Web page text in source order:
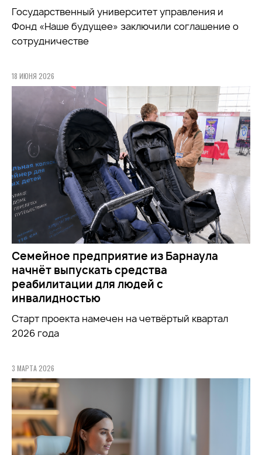
Государственный университет управления и
Фонд «Наше будущее» заключили соглашение о
сотрудничестве
18 ИЮНЯ 2026
Семейное предприятие из Барнаула
начнёт выпускать средства
реабилитации для людей с
инвалидностью
Старт проекта намечен на четвёртый квартал
2026 года
3 МАРТА 2026